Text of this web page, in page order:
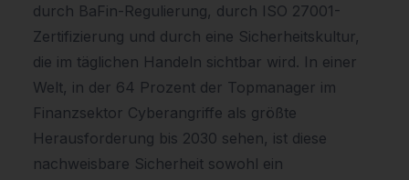
durch BaFin-Regulierung, durch ISO 27001-
Zertifizierung und durch eine Sicherheitskultur,
die im täglichen Handeln sichtbar wird. In einer
Welt, in der 64 Prozent der Topmanager im
Finanzsektor Cyberangriffe als größte
Herausforderung bis 2030 sehen, ist diese
nachweisbare Sicherheit sowohl ein